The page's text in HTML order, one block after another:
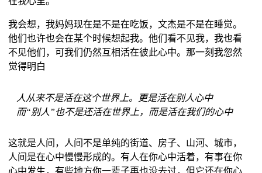
我会想，我妈妈现在是不是在吃饭，文杰是不是在睡觉。
他们也许也会在某个时候想起我。他们看不见我，我也看
不见他们，可我们仍然互相活在彼此心中。那一刻我忽然
觉得明白
人从来不是活在这个世界上。更是活在别人心中
而“别人”也不是还活在世界上，而是活在我们的心中
这就是人间，人间不是单纯的街道、房子、山河、城市，
人间是在心中慢慢形成的。有人在你心中活着，有事在你